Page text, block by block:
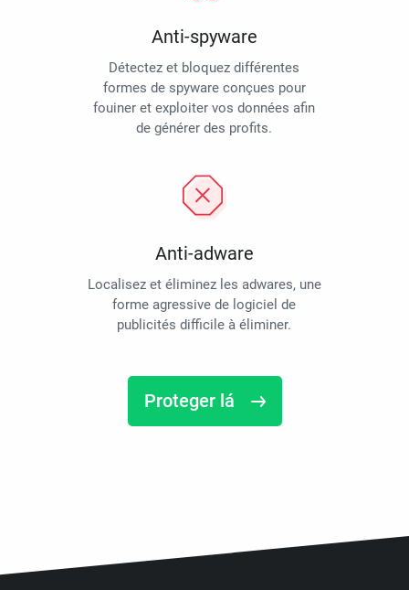
Anti-spyware
Détectez et bloquez différentes
formes de spyware conçues pour
fouiner et exploiter vos données afin
de générer des profits.
Anti-adware
Localisez et éliminez les adwares, une
forme agressive de logiciel de
publicités difficile à éliminer.
Proteger lá